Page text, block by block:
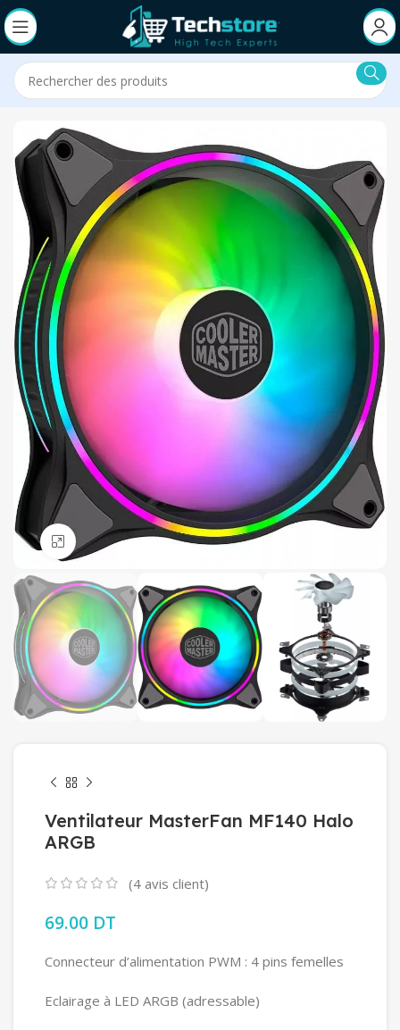
Click to enlarge
Ventilateur MasterFan MF140 Halo
ARGB
(4 avis client)
69.00 DT
Connecteur d’alimentation PWM : 4 pins femelles
Eclairage à LED ARGB (adressable)